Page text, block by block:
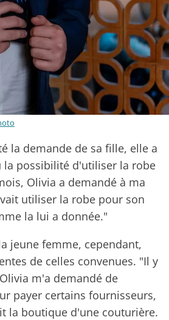
la demande de sa fille, elle a
la possibilité d'utiliser la robe
Olivia a demandé à ma
utiliser la robe pour son
la lui a donnée."
jeune femme, cependant,
de celles convenues. "Il y
m'a demandé de
payer certains fournisseurs,
la boutique d'une couturière.